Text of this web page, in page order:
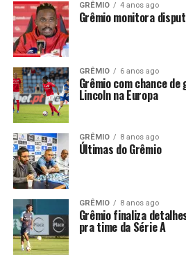
GRÊMIO 4 anos ago
Grêmio monitora
GRÊMIO 6 anos ago
Grêmio com chance
Lincoln na Europa
GRÊMIO 8 anos ago
Últimas do Grêmio
GRÊMIO 8 anos ago
Grêmio finaliza
pra time da Série A